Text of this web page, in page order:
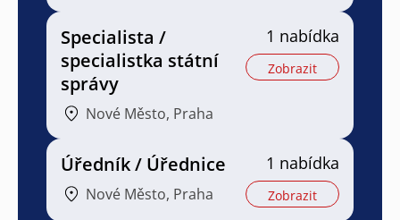
Specialista /
specialistka státní
správy
Nové Město, Praha
1 nabídka
Zobrazit
Úředník / Úřednice
Nové Město, Praha
1 nabídka
Zobrazit